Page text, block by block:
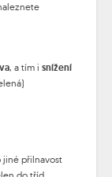
, a tím i snížení
jiné přilnavost